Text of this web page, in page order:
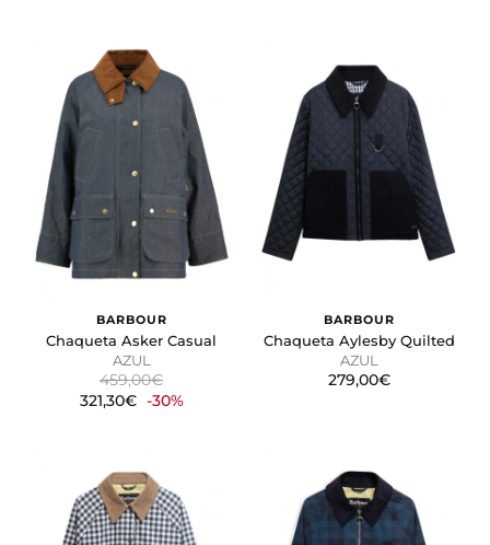
BARBOUR
Chaqueta Asker Casual
AZUL
459,00€
321,30€ -30%
BARBOUR
Chaqueta Aylesby Quilted
AZUL
279,00€